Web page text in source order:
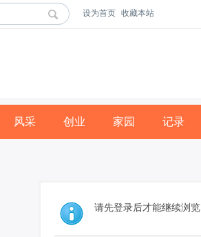
设为首页 收藏本站
风采 创业 家园 记录
请先登录后才能继续浏览